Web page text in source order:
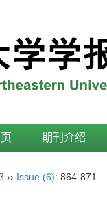
期刊介绍
›› Issue (6): 864-871.